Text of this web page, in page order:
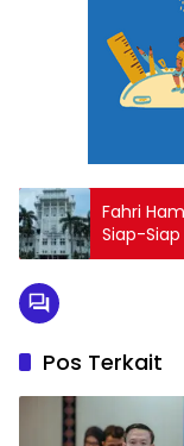
Fahri
Siap-
Pos Terkait